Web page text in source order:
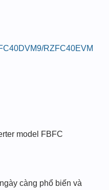
RZFC40EVM
model FBFC
ngày càng phổ biến và